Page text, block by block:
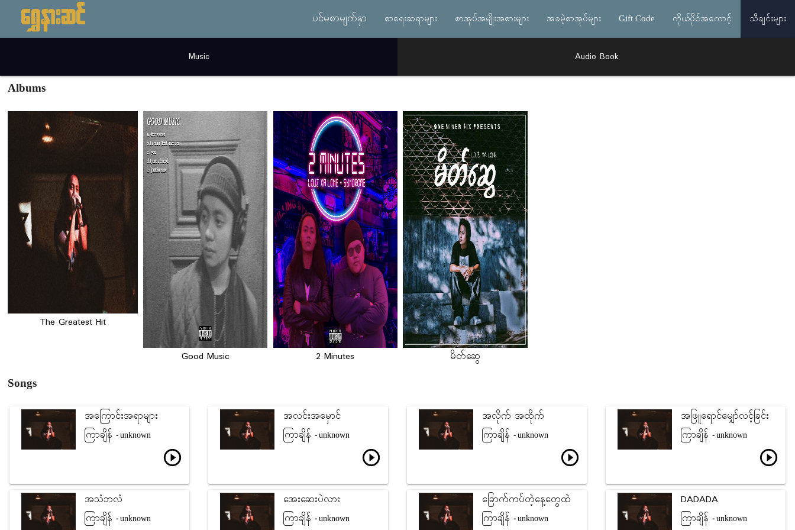
ပင်မစာမျက်နှာ စာရေးဆရာများ စာအုပ်အမျိုးအစားများ အခမဲ့စာအုပ်များ Gift Code ကိုယ်ပိုင်အကောင့် သီချင်းများ
Music Audio Book
Albums
The Greatest Hit
Good Music 2 Minutes မိတ်ဆွေ
Songs
အကြောင်းအရာများ
ကြာချိန် - unknown
play_circle_outline
အလင်းအမှောင်
ကြာချိန် - unknown
play_circle_outline
အလိုက် အထိုက်
ကြာချိန် - unknown
play_circle_outline
အဖြူရောင်မျှော်လင့်ခြင်း
ကြာချိန် - unknown
play_circle_outline
အသံဘလံ
ကြာချိန် - unknown
အေးဆေးပဲလား
ကြာချိန် - unknown
ခြောက်ကပ်တဲ့နေ့တွေထဲ
ကြာချိန် - unknown
DADADA
ကြာချိန် - unknown